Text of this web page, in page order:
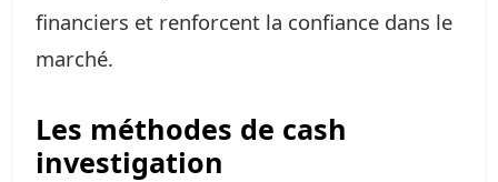
financiers et renforcent la confiance dans le
marché.
Les méthodes de cash
investigation